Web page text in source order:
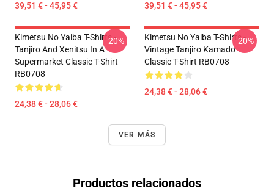
39,51 € - 45,95 € 39,51 € - 45,95 €
Kimetsu No Yaiba T-Shirts -
Tanjiro And Xenitsu In A
Supermarket Classic T-Shirt
RB0708
24,38 € - 28,06 €
-20%
Kimetsu No Yaiba T-Shirts -
Vintage Tanjiro Kamado
Classic T-Shirt RB0708
24,38 € - 28,06 €
-20%
VER MÁS
Productos relacionados